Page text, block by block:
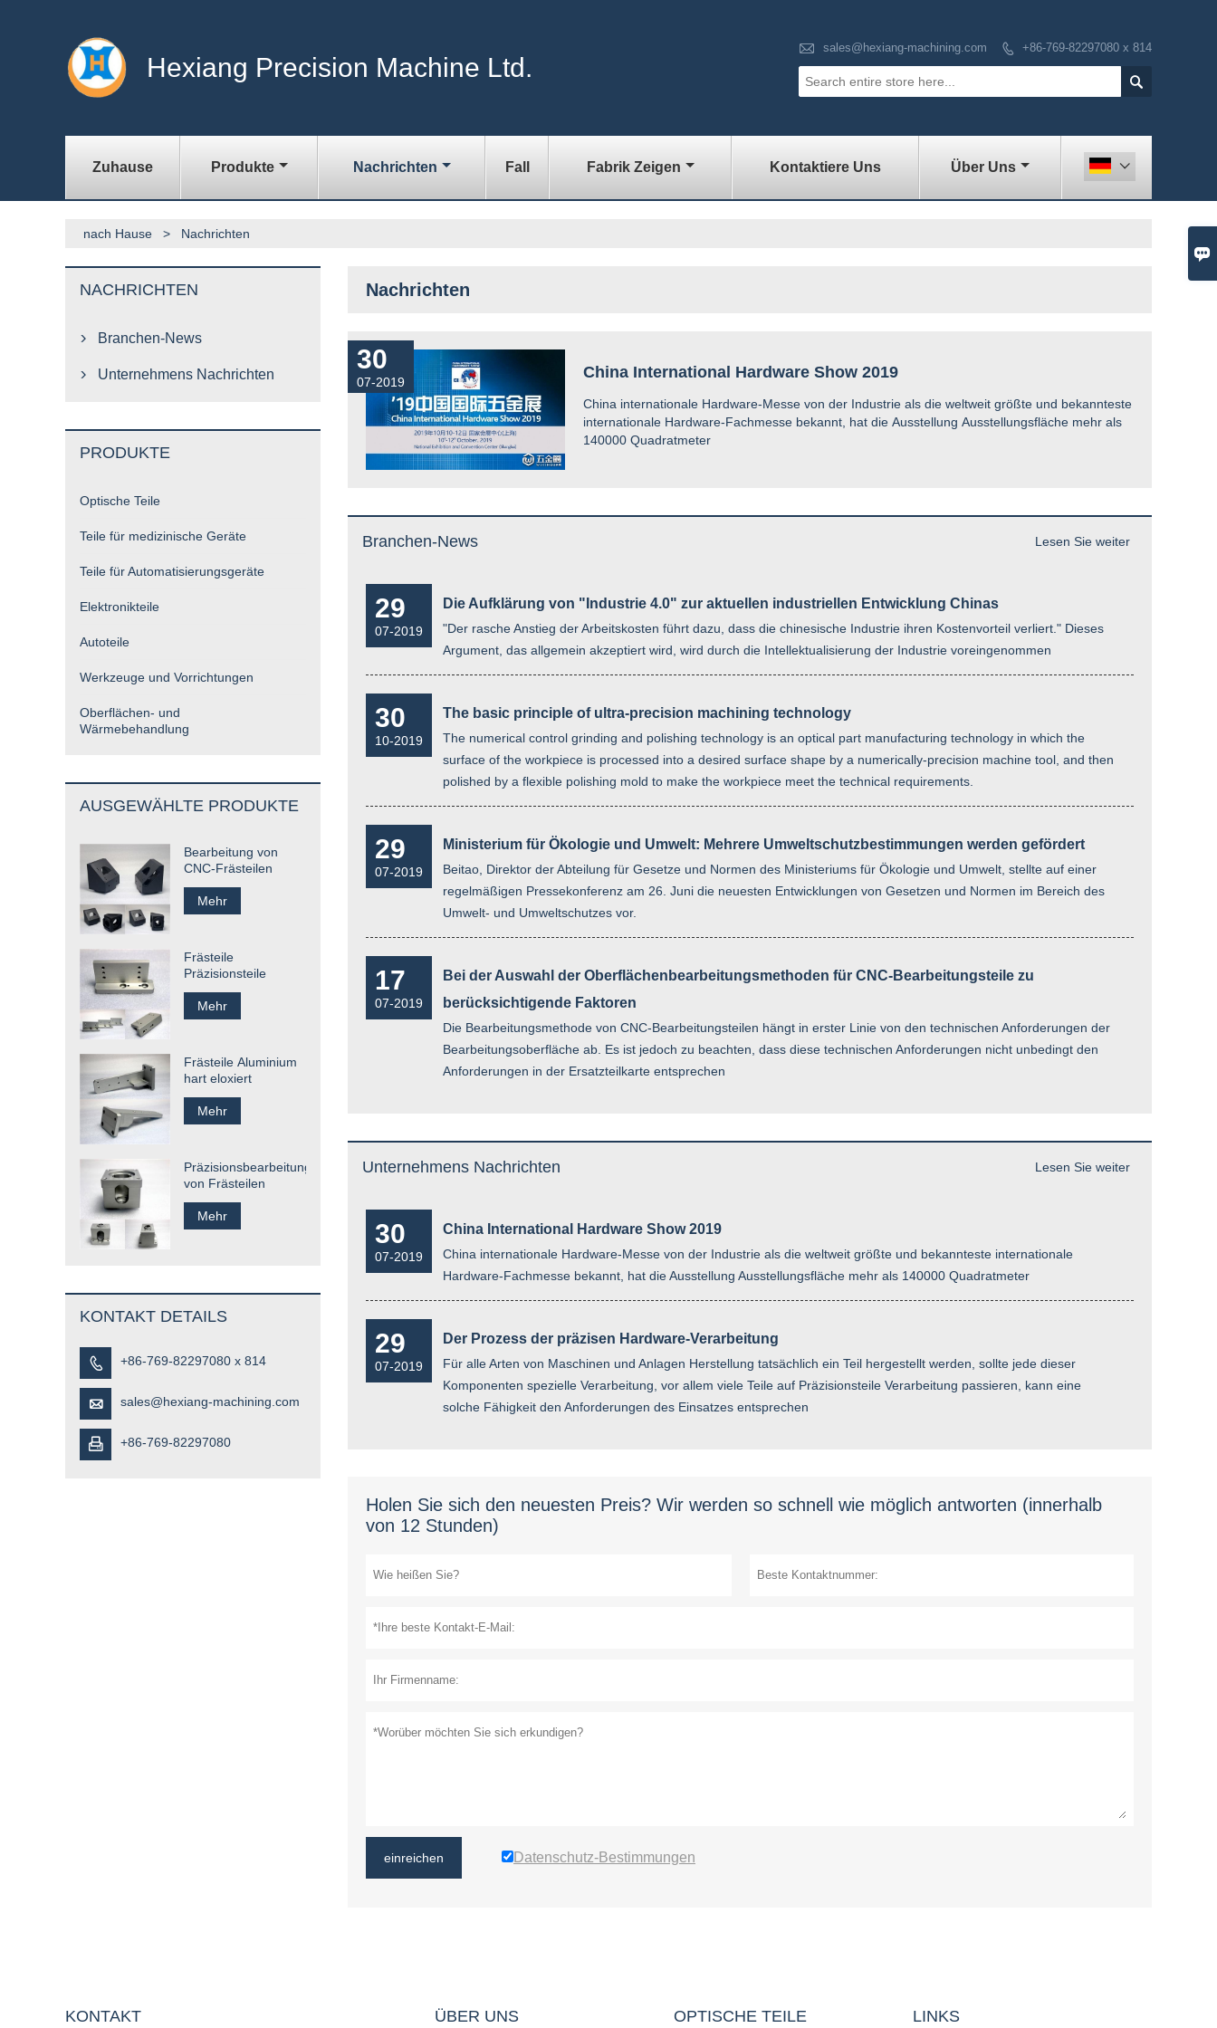

 sales@hexiang-machining.com  +86-769-82297080 x 814

Hexiang Precision Machine Ltd.
Zuhause Produkte Nachrichten Fall Fabrik Zeigen Kontaktiere Uns Über Uns 
nach Hause > Nachrichten
Nachrichten
30
07-2019
China International Hardware Show 2019
China internationale Hardware-Messe von der Industrie als die weltweit größte und bekannteste
internationale Hardware-Fachmesse bekannt, hat die Ausstellung Ausstellungsfläche mehr als
140000 Quadratmeter
Branchen-News Lesen Sie weiter
29
07-2019
Die Aufklärung von "Industrie 4.0" zur aktuellen industriellen Entwicklung Chinas
"Der rasche Anstieg der Arbeitskosten führt dazu, dass die chinesische Industrie ihren Kostenvorteil verliert." Dieses
Argument, das allgemein akzeptiert wird, wird durch die Intellektualisierung der Industrie voreingenommen
30
10-2019
The basic principle of ultra-precision machining technology
The numerical control grinding and polishing technology is an optical part manufacturing technology in which the
surface of the workpiece is processed into a desired surface shape by a numerically-precision machine tool, and then
polished by a flexible polishing mold to make the workpiece meet the technical requirements.
29
07-2019
Ministerium für Ökologie und Umwelt: Mehrere Umweltschutzbestimmungen werden gefördert
Beitao, Direktor der Abteilung für Gesetze und Normen des Ministeriums für Ökologie und Umwelt, stellte auf einer
regelmäßigen Pressekonferenz am 26. Juni die neuesten Entwicklungen von Gesetzen und Normen im Bereich des
Umwelt- und Umweltschutzes vor.
17
07-2019
Bei der Auswahl der Oberflächenbearbeitungsmethoden für CNC-Bearbeitungsteile zu
berücksichtigende Faktoren
Die Bearbeitungsmethode von CNC-Bearbeitungsteilen hängt in erster Linie von den technischen Anforderungen der
Bearbeitungsoberfläche ab. Es ist jedoch zu beachten, dass diese technischen Anforderungen nicht unbedingt den
Anforderungen in der Ersatzteilkarte entsprechen
Unternehmens Nachrichten Lesen Sie weiter
30
07-2019
China International Hardware Show 2019
China internationale Hardware-Messe von der Industrie als die weltweit größte und bekannteste internationale
Hardware-Fachmesse bekannt, hat die Ausstellung Ausstellungsfläche mehr als 140000 Quadratmeter
29
07-2019
Der Prozess der präzisen Hardware-Verarbeitung
Für alle Arten von Maschinen und Anlagen Herstellung tatsächlich ein Teil hergestellt werden, sollte jede dieser
Komponenten spezielle Verarbeitung, vor allem viele Teile auf Präzisionsteile Verarbeitung passieren, kann eine
solche Fähigkeit den Anforderungen des Einsatzes entsprechen
Holen Sie sich den neuesten Preis? Wir werden so schnell wie möglich antworten (innerhalb
von 12 Stunden)
einreichen Datenschutz-Bestimmungen
NACHRICHTEN
 Branchen-News
 Unternehmens Nachrichten
PRODUKTE
Optische Teile
Teile für medizinische Geräte
Teile für Automatisierungsgeräte
Elektronikteile
Autoteile
Werkzeuge und Vorrichtungen
Oberflächen- und
Wärmebehandlung
AUSGEWÄHLTE PRODUKTE
Bearbeitung von
CNC-Frästeilen
Mehr
Frästeile
Präzisionsteile
Mehr
Frästeile Aluminium
hart eloxiert
Mehr
Präzisionsbearbeitung
von Frästeilen
Mehr
KONTAKT DETAILS
 +86-769-82297080 x 814
 sales@hexiang-machining.com
 +86-769-82297080
KONTAKT ÜBER UNS OPTISCHE TEILE LINKS